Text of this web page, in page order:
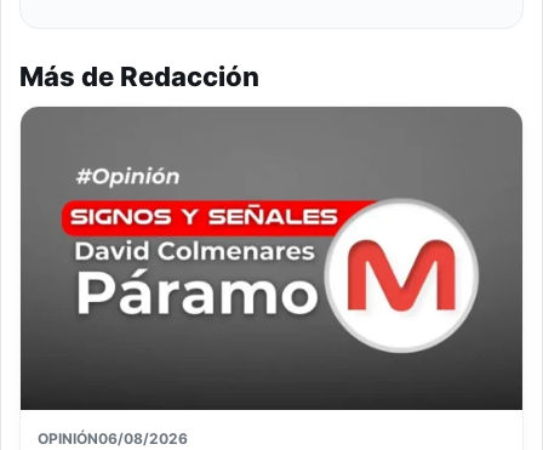
Más de Redacción
OPINIÓN06/08/2026